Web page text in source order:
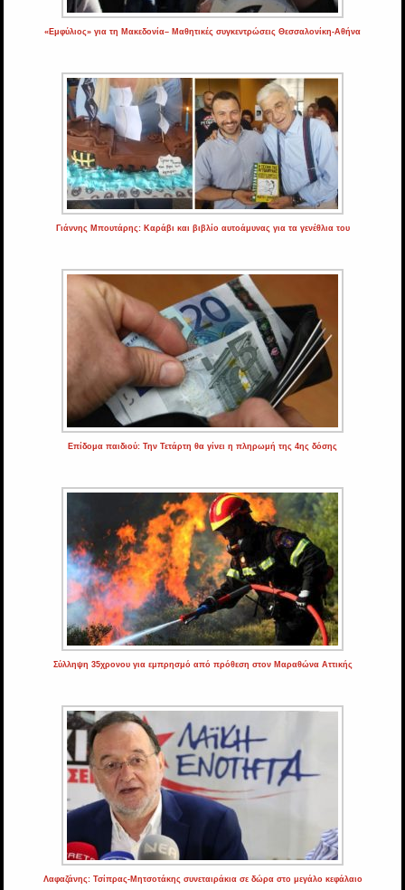
«Εμφύλιος» για τη Μακεδονία– Μαθητικές συγκεντρώσεις Θεσσαλονίκη-Αθήνα
Γιάννης Μπουτάρης: Καράβι και βιβλίο αυτοάμυνας για τα γενέθλια του
Επίδομα παιδιού: Την Τετάρτη θα γίνει η πληρωμή της 4ης δόσης
Σύλληψη 35χρονου για εμπρησμό από πρόθεση στον Μαραθώνα Αττικής
Λαφαζάνης: Τσίπρας-Μητσοτάκης συνεταιράκια σε δώρα στο μεγάλο κεφάλαιο